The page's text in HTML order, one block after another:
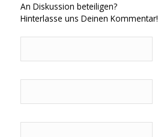
An Diskussion beteiligen?
Hinterlasse uns Deinen Kommentar!